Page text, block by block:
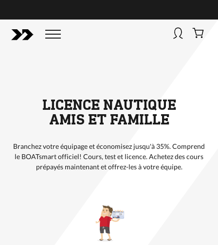
BOATSMART! + CAMPFIRE COLLECTIVE
Campfire Collective helps people have awesome
LICENCE NAUTIQUE
AMIS ET FAMILLE
Branchez votre équipage et économisez jusqu'à 35%. Comprend
le BOATsmart officiel! Cours, test et licence. Achetez des cours
prépayés maintenant et offrez-les à votre équipe.